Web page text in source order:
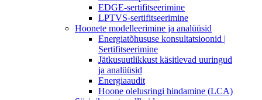
EDGE-sertifitseerimine
LPTVS-sertifitseerimine
Hoonete modelleerimine ja analüüsid
Energiatõhususe konsultatsioonid |
Sertifitseerimine
Jätkusuutlikkust käsitlevad uuringud
ja analüüsid
Energiaaudit
Hoone olelusringi hindamine (LCA)